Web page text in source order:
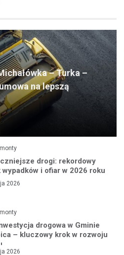
– Turka –
na lepszą
drogi: rekordowy
wypadków i ofiar w 2026 roku
2026
drogowa w Gminie
– kluczowy krok w rozwoju
2026